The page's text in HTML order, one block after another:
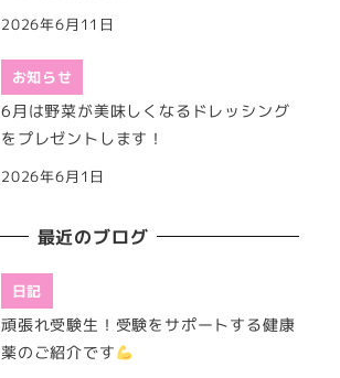
2026年6月11日
お知らせ
6月は野菜が美味しくなるドレッシング
をプレゼントします！
2026年6月1日
最近のブログ
日記
頑張れ受験生！受験をサポートする健康
薬のご紹介です